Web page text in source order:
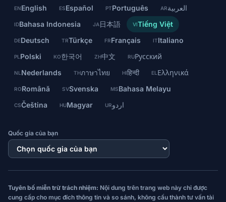
ENEnglish ESEspañol PTPortuguês ARالعربية
IDBahasa Indonesia JA日本語 VITiếng Việt
DEDeutsch TRTürkçe FRFrançais ITItaliano
PL Polski KO한국어 ZH中文 RUРусский
NL Nederlands THภาษาไทย HIहिन्दी EL Ελληνικά
RORomână SVSvenska MSBahasa Melayu
CSČeština HUMagyar URاردو
Quốc gia của bạn
Tuyên bố miễn trừ trách nhiệm: Nội dung trên trang web này chỉ được
cung cấp cho mục đích thông tin và so sánh, không cấu thành tư vấn tài